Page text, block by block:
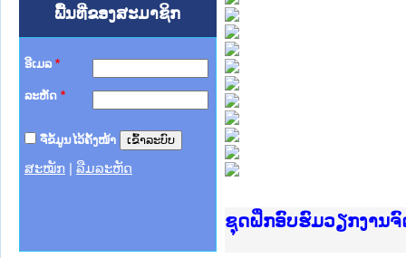
ພື້ນທີ່ຂອງສະມາຊິກ
ອີເມລ *
ລະຫັດ *
ຈື່ຂໍ້ມູນໄວ້ຄັ້ງໜ້າ
ສະໝັກ ລືມລະຫັດ
Ministry of Justice
ເຜີຍແຜ່ວັບໄຊຈົດໝາຍ
ກະຊວງຍຸຕິທຳ
ຊຸດຝຶກອົບຮົມວຽກງານ
ກອງປະຊຸມທົບທວນຄືນ
ຝຶກອົບຮົມ ຜູ່ປະສານງາ
ຝຶກອົບຮົມ ຜູ່ປະສານງາ
ເຜີຍແຜ່ແອັບກົດໝາຍລ
ເຜີຍແຜ່ແອັບກົດໝາຍລ
ຍົກລະດັບວຽກງານຈົດ
ຊຸດຝຶກອົບຮົມວຽກງານ